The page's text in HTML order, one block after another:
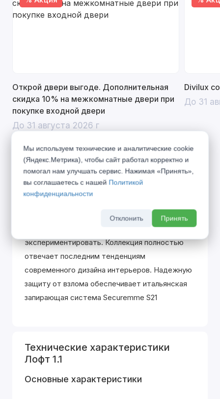
Открой двери выгоде. Дополнительная
скидка 10% на межкомнатные двери при
покупке входной двери
До 31 августа 2026 г
Divilux
До 31
Описание
Идеальное решение для интерьеров в стиле
LOFT! Стильные двери LOFT понравятся
экспериментировать. Коллекция полностью
отвечает последним тенденциям
современного дизайна интерьеров. Надежную
защиту от взлома обеспечивает итальянская
запирающая система Securemme S21
Технические характеристики
Лофт 1.1
Основные характеристики
Мы используем технические и аналитические cookie
(Яндекс.Метрика), чтобы сайт работал корректно и
помогал нам улучшать сервис. Нажимая «Принять»,
вы соглашаетесь с нашей Политикой
конфиденциальности
Отклонить Принять